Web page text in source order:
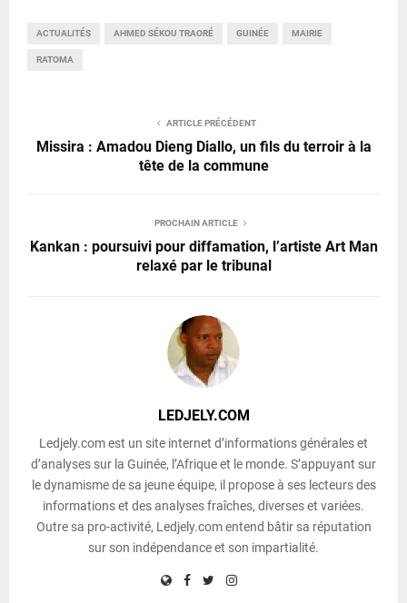
ACTUALITÉS AHMED SÉKOU TRAORÉ GUINÉE MAIRIE
RATOMA
ARTICLE PRÉCÉDENT
Missira : Amadou Dieng Diallo, un fils du terroir à la
tête de la commune
PROCHAIN ARTICLE
Kankan : poursuivi pour diffamation, l’artiste Art Man
relaxé par le tribunal
LEDJELY.COM
Ledjely.com est un site internet d’informations générales et
d’analyses sur la Guinée, l’Afrique et le monde. S’appuyant sur
le dynamisme de sa jeune équipe, il propose à ses lecteurs des
informations et des analyses fraîches, diverses et variées.
Outre sa pro-activité, Ledjely.com entend bâtir sa réputation
sur son indépendance et son impartialité.